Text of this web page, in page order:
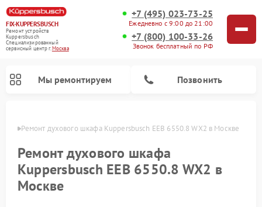
FIX-KUPPERSBUSCH
Ремонт устройств
Kuppersbusch
Специализированный
cервисный центр г.Москва
+7 (495) 023-73-25
Ежедневно с 9:00 до 21:00
+7 (800) 100-33-26
Звонок бесплатный по РФ
Мы ремонтируем Позвонить
Ремонт духового шкафа Kuppersbusch EEB 6550.8 WX2 в Москве
Ремонт духового шкафа
Kuppersbusch EEB 6550.8 WX2 в
Москве